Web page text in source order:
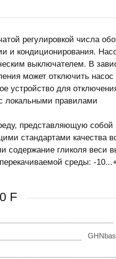
регулировкой числа
и кондиционирования.
выключателем. В
может отключить насос
устройство для
локальными правилами
представляющую собой
стандартами качества
содержание гликоля веси
среды: -
F